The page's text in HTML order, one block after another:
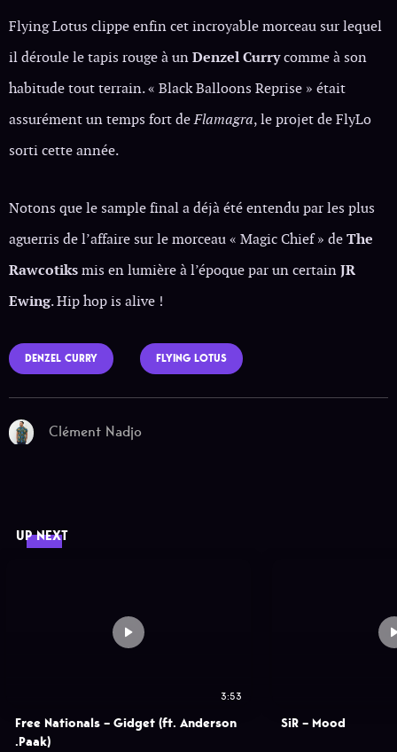
Flying Lotus clippe enfin cet incroyable morceau sur lequel
il déroule le tapis rouge à unDenzel Currycomme à son
habitude tout terrain. « Black Balloons Reprise » était
assurément un temps fort deFlamagra, le projet de FlyLo
sorti cette année.
Notons que le sample final a déjà été entendu par les plus
aguerris de l’affaire sur le morceau « Magic Chief » deThe
Rawcotiksmis en lumière à l’époque par un certainJR
Ewing. Hip hop is alive !
DENZEL CURRY FLYING LOTUS
Clément Nadjo
UP NEXT
3:53
Free Nationals – Gidget (ft. Anderson
.Paak)
SiR – Mood